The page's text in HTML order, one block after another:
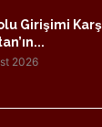
Girişimi
2026